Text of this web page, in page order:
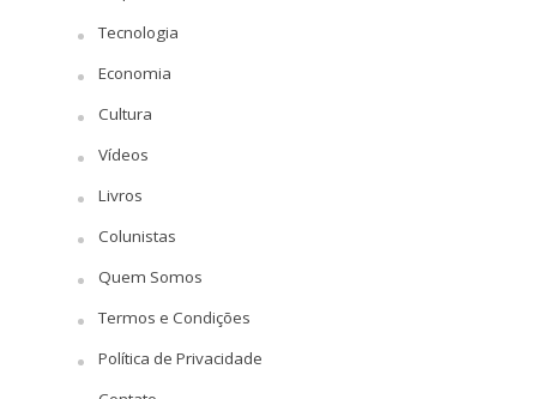
Tecnologia
Economia
Cultura
Vídeos
Livros
Colunistas
Quem Somos
Termos e Condições
Política de Privacidade